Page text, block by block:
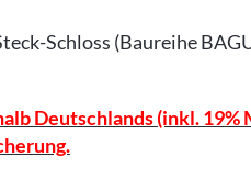
Schloss (Baureihe
Deutschlands (inkl.